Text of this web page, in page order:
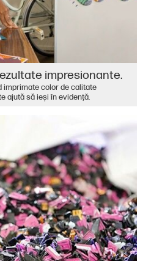
impresionante.
imprimate color de calitate
ajută să ieşi în evidenţă.